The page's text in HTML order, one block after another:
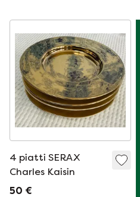
4 piatti SERAX
Charles Kaisin
50 €